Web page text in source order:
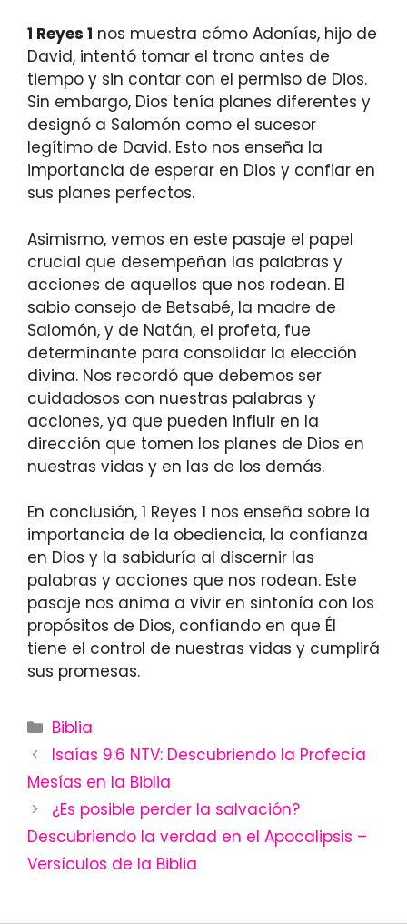
1 Reyes 1 nos muestra cómo Adonías, hijo de
David, intentó tomar el trono antes de
tiempo y sin contar con el permiso de Dios.
Sin embargo, Dios tenía planes diferentes y
designó a Salomón como el sucesor
legítimo de David. Esto nos enseña la
importancia de esperar en Dios y confiar en
sus planes perfectos.
Asimismo, vemos en este pasaje el papel
crucial que desempeñan las palabras y
acciones de aquellos que nos rodean. El
sabio consejo de Betsabé, la madre de
Salomón, y de Natán, el profeta, fue
determinante para consolidar la elección
divina. Nos recordó que debemos ser
cuidadosos con nuestras palabras y
acciones, ya que pueden influir en la
dirección que tomen los planes de Dios en
nuestras vidas y en las de los demás.
En conclusión, 1 Reyes 1 nos enseña sobre la
importancia de la obediencia, la confianza
en Dios y la sabiduría al discernir las
palabras y acciones que nos rodean. Este
pasaje nos anima a vivir en sintonía con los
propósitos de Dios, confiando en que Él
tiene el control de nuestras vidas y cumplirá
sus promesas.
Categories
Biblia
Isaías 9:6 NTV: Descubriendo la Profecía
Mesías en la Biblia
¿Es posible perder la salvación?
Descubriendo la verdad en el Apocalipsis –
Versículos de la Biblia